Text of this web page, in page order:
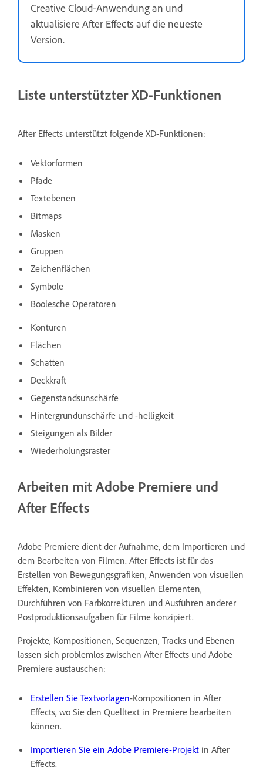
Creative Cloud-Anwendung an und
aktualisiere After Effects auf die neueste
Version.
Liste unterstützter XD-Funktionen
After Effects unterstützt folgende XD-Funktionen:
Vektorformen
Pfade
Textebenen
Bitmaps
Masken
Gruppen
Zeichenflächen
Symbole
Boolesche Operatoren
Konturen
Flächen
Schatten
Deckkraft
Gegenstandsunschärfe
Hintergrundunschärfe und -helligkeit
Steigungen als Bilder
Wiederholungsraster
Arbeiten mit Adobe Premiere und
After Effects
Adobe Premiere dient der Aufnahme, dem Importieren und
dem Bearbeiten von Filmen. After Effects ist für das
Erstellen von Bewegungsgrafiken, Anwenden von visuellen
Effekten, Kombinieren von visuellen Elementen,
Durchführen von Farbkorrekturen und Ausführen anderer
Postproduktionsaufgaben für Filme konzipiert.
Projekte, Kompositionen, Sequenzen, Tracks und Ebenen
lassen sich problemlos zwischen After Effects und Adobe
Premiere austauschen:
Erstellen Sie Textvorlagen-Kompositionen in After
Effects, wo Sie den Quelltext in Premiere bearbeiten
können.
Importieren Sie ein Adobe Premiere-Projekt in After
Effects.